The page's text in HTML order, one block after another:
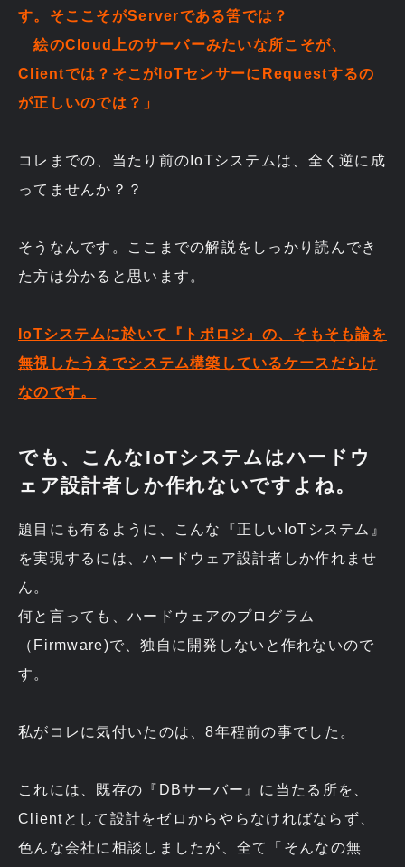
す。そここそがServerである筈では？
絵のCloud上のサーバーみたいな所こそが、
Clientでは？そこがIoTセンサーにRequestするの
が正しいのでは？」
コレまでの、当たり前のIoTシステムは、全く逆に成
ってませんか？？
そうなんです。ここまでの解説をしっかり読んでき
た方は分かると思います。
IoTシステムに於いて『トポロジ』の、そもそも論を
無視したうえでシステム構築しているケースだらけ
なのです。
でも、こんなIoTシステムはハードウ
ェア設計者しか作れないですよね。
題目にも有るように、こんな『正しいIoTシステム』
を実現するには、ハードウェア設計者しか作れませ
ん。
何と言っても、ハードウェアのプログラム
（Firmware)で、独自に開発しないと作れないので
す。
私がコレに気付いたのは、8年程前の事でした。
これには、既存の『DBサーバー』に当たる所を、
Clientとして設計をゼロからやらなければならず、
色んな会社に相談しましたが、全て「そんなの無